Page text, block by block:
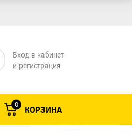
Вход в кабинет
и регистрация
0 КОРЗИНА